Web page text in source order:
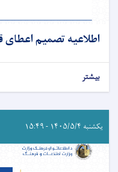
اطلاعیه تصمیم اعطای
بیشتر
یکشنبه ۱۴۰۵/۵/۴ - ۱۵:۴۹